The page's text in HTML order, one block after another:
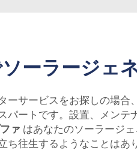
ーラージェ
ーサービスをお探しの場合
パートです。設置、メン
ァ はあなたのソーラージ
ち往生するようなことは